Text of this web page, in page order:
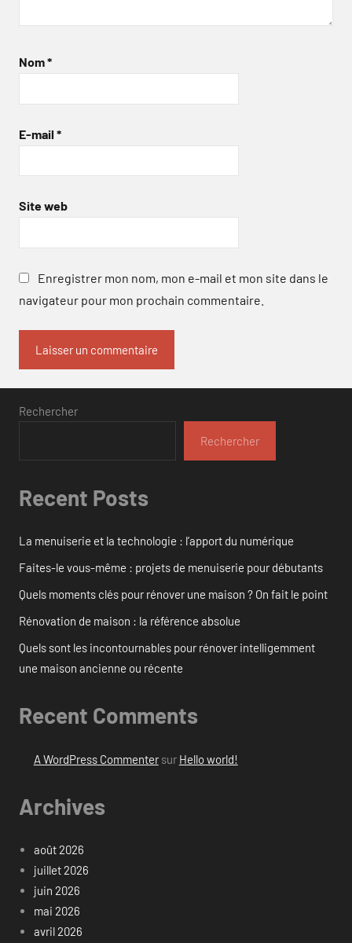
Nom*
E-mail *
Site web
Enregistrer mon nom, mon e-mail et mon site dans le
navigateur pour mon prochain commentaire.
Rechercher
Rechercher
Recent Posts
La menuiserie et la technologie : l’apport du numérique
Faites-le vous-même : projets de menuiserie pour débutants
Quels moments clés pour rénover une maison ? On fait le point
Rénovation de maison : la référence absolue
Quels sont les incontournables pour rénover intelligemment
une maison ancienne ou récente
Recent Comments
A WordPress Commentersur Hello world!
Archives
août 2026
juillet 2026
juin 2026
mai 2026
avril 2026